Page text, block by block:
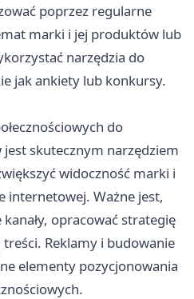
poprzez regularne
marki i jej produktów lub
narzędzia do
jak ankiety lub konkursy.
do
skutecznym narzędziem
widoczność marki i
internetowej. Ważne jest,
opracować strategię
Reklamy i budowanie
elementy pozycjonowania